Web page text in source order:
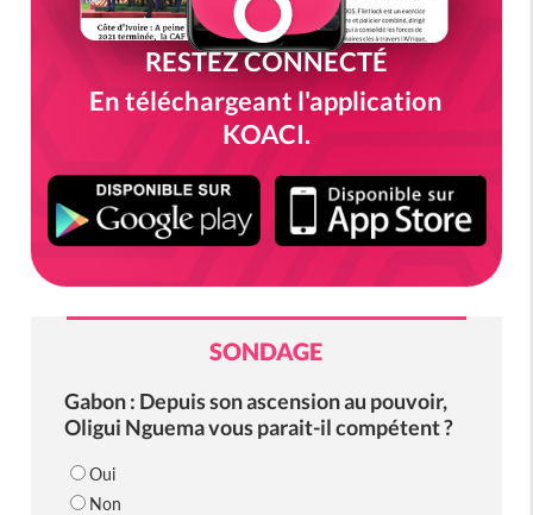
RESTEZ CONNECTÉ
En téléchargeant l'application
KOACI.
SONDAGE
Gabon : Depuis son ascension au pouvoir,
Oligui Nguema vous parait-il compétent ?
Oui
Non